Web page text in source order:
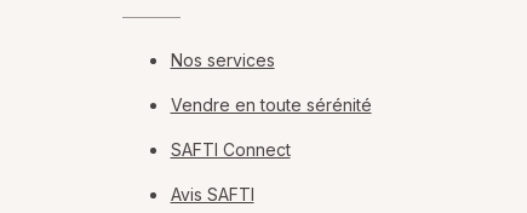
Nos services
Vendre en toute sérénité
SAFTI Connect
Avis SAFTI